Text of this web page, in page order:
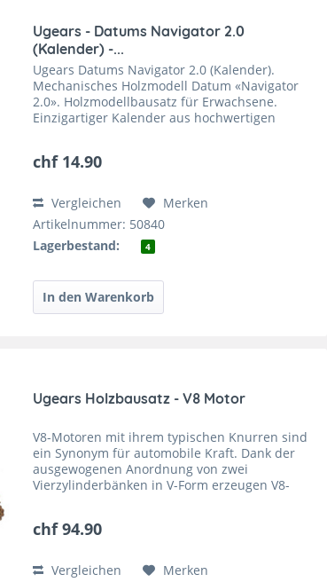
Ugears - Datums Navigator 2.0
(Kalender) -...
Ugears Datums Navigator 2.0 (Kalender).
Mechanisches Holzmodell Datum «Navigator
2.0». Holzmodellbausatz für Erwachsene.
Einzigartiger Kalender aus hochwertigen
chf 14.90
Vergleichen
Merken
Artikelnummer: 50840
Lagerbestand:
4
Ugears Holzbausatz - V8 Motor
V8-Motoren mit ihrem typischen Knurren sind
ein Synonym für automobile Kraft. Dank der
ausgewogenen Anordnung von zwei
Vierzylinderbänken in V-Form erzeugen V8-
grösseren...
chf 94.90
Vergleichen
Merken